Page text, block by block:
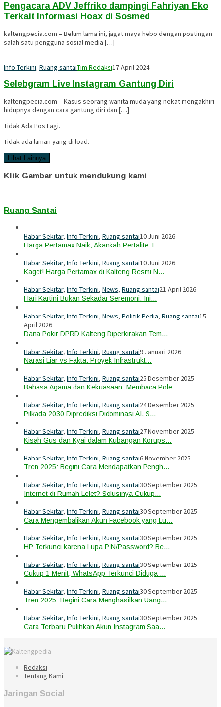
Pengacara ADV Jeffriko dampingi Fahriyan Eko
Terkait Informasi Hoax di Sosmed
kaltengpedia.com – Belum lama ini, jagat maya hebo dengan postingan
salah satu pengguna sosial media […]
Info Terkini, Ruang santaiTim Redaksi17 April 2024
Selebgram Live Instagram Gantung Diri
kaltengpedia.com – Kasus seorang wanita muda yang nekat mengakhiri
hidupnya dengan cara gantung diri dan […]
Tidak Ada Pos Lagi.
Tidak ada laman yang di load.
Lihat Lainnya
Klik Gambar untuk mendukung kami
Ruang Santai
Habar Sekitar, Info Terkini, Ruang santai10 Juni 2026
Harga Pertamax Naik, Akankah Pertalite T…
Habar Sekitar, Info Terkini, Ruang santai10 Juni 2026
Kaget! Harga Pertamax di Kalteng Resmi N…
Habar Sekitar, Info Terkini, News, Ruang santai21 April 2026
Hari Kartini Bukan Sekadar Seremoni: Ini…
Habar Sekitar, Info Terkini, News, Politik Pedia, Ruang santai15
April 2026
Dana Pokir DPRD Kalteng Diperkirakan Tem…
Habar Sekitar, Info Terkini, Ruang santai9 Januari 2026
Narasi Liar vs Fakta: Proyek Infrastrukt…
Habar Sekitar, Info Terkini, Ruang santai25 Desember 2025
Bahasa Agama dan Kekuasaan: Membaca Pole…
Habar Sekitar, Info Terkini, Ruang santai24 Desember 2025
Pilkada 2030 Diprediksi Didominasi AI, S…
Habar Sekitar, Info Terkini, Ruang santai27 November 2025
Kisah Gus dan Kyai dalam Kubangan Korups…
Habar Sekitar, Info Terkini, Ruang santai6 November 2025
Tren 2025: Begini Cara Mendapatkan Pengh…
Habar Sekitar, Info Terkini, Ruang santai30 September 2025
Internet di Rumah Lelet? Solusinya Cukup…
Habar Sekitar, Info Terkini, Ruang santai30 September 2025
Cara Mengembalikan Akun Facebook yang Lu…
Habar Sekitar, Info Terkini, Ruang santai30 September 2025
HP Terkunci karena Lupa PIN/Password? Be…
Habar Sekitar, Info Terkini, Ruang santai30 September 2025
Cukup 1 Menit, WhatsApp Terkunci Diduga …
Habar Sekitar, Info Terkini, Ruang santai30 September 2025
Tren 2025: Begini Cara Menghasilkan Uang…
Habar Sekitar, Info Terkini, Ruang santai30 September 2025
Cara Terbaru Pulihkan Akun Instagram Saa…
Redaksi
Tentang Kami
Jaringan Social